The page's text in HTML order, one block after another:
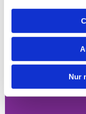
Nur